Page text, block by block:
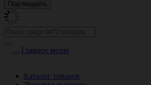
Главное меню
Каталог товаров